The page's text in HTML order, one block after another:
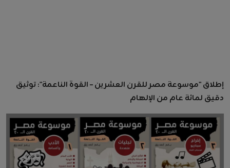
إطلاق "موسوعة مصر للقرن العشرين – القوة الناعمة": توثيق
دقيق لمائة عام من الإلهام